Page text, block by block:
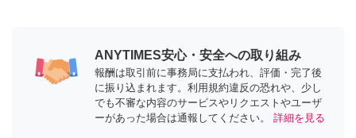
ANYTIMES安心・安全への取り組み
報酬は取引前に事務局に支払われ、評価・完了後
に振り込まれます。利用規約違反の恐れや、少し
でも不審な内容のサービスやリクエストやユーザ
ーがあった場合は通報してください。
詳細を見る